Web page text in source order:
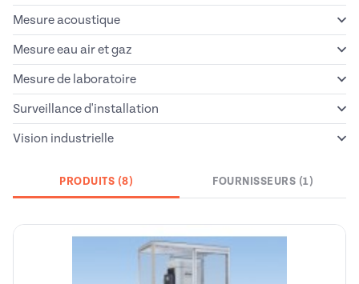
Mesure acoustique
Mesure eau air et gaz
Mesure de laboratoire
Surveillance d'installation
Vision industrielle
PRODUITS (8) FOURNISSEURS (1)